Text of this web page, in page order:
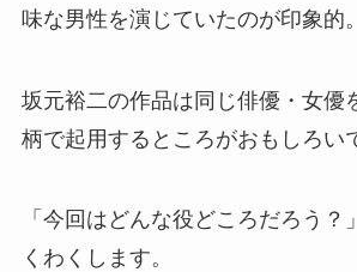
味な男性を演じていたのが印象的。
坂元裕二の作品は同じ俳優・女優
柄で起用するところがおもしろい
「今回はどんな役どころだろう？
くわくします。